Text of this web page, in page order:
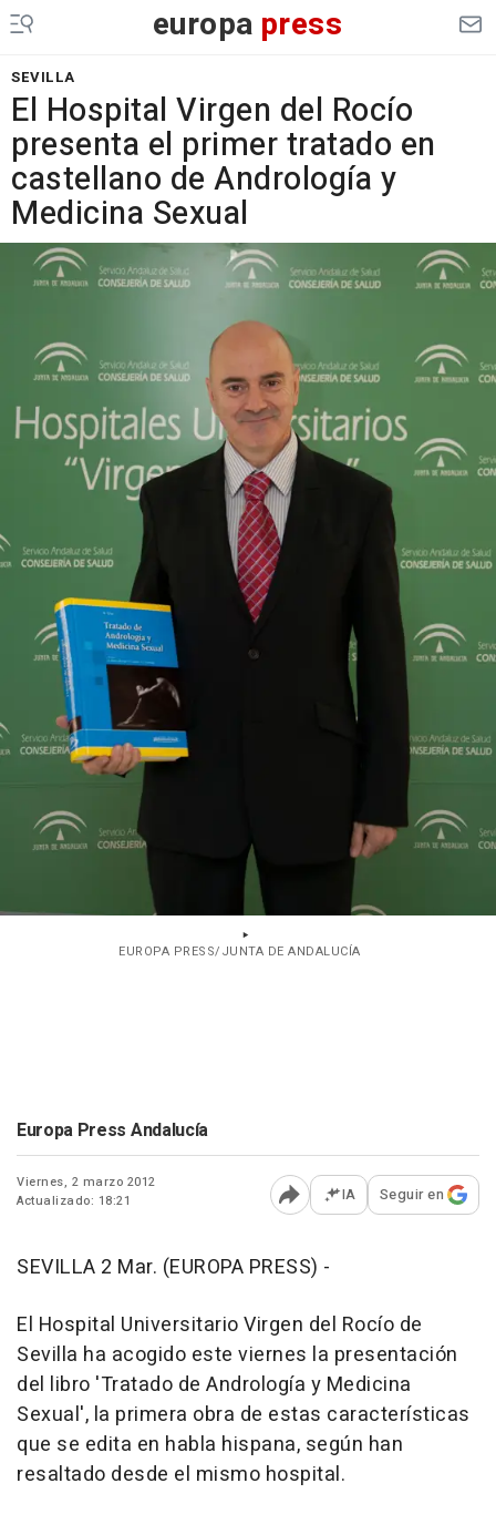
europa press
SEVILLA
El Hospital Virgen del Rocío
presenta el primer tratado en
castellano de Andrología y
Medicina Sexual
EUROPA PRESS/JUNTA DE ANDALUCÍA
Europa Press Andalucía
Viernes, 2 marzo 2012
Actualizado: 18:21
Abrir opciones para
IA Seguir en
SEVILLA 2 Mar. (EUROPA PRESS) -
El Hospital Universitario Virgen del Rocío de
Sevilla ha acogido este viernes la presentación
del libro 'Tratado de Andrología y Medicina
Sexual', la primera obra de estas características
que se edita en habla hispana, según han
resaltado desde el mismo hospital.